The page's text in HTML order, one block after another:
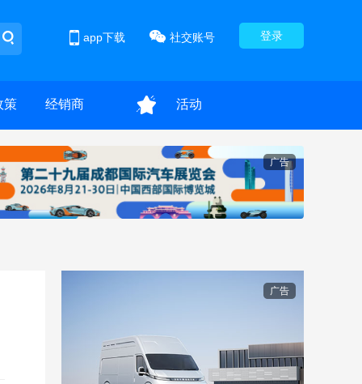
登录
社交账号
app下载
策 经销商 活动
广告
广告